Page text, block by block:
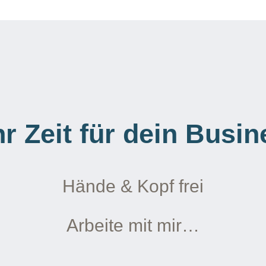
Zeit für dein
Hände & Kopf frei
Arbeite mit mir…